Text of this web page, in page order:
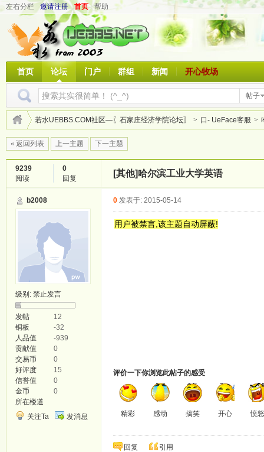
左右分栏 邀请注册 首页 帮助
首页 论坛 门户 群组 新闻 开心牧场
帖子
若水UEBBS.COM社区—〖石家庄经济学院论坛〗 > 口- UeFace客服 >
« 返回列表 上一主题 下一主题
9239
阅读
0
回复
[其他]哈尔滨工业大学英语
b2008
级别: 禁止发言
发帖
12
铜板
-32
人品值
-939
贡献值
0
交易币
0
好评度
15
信誉值
0
金币
0
所在楼道
关注Ta
发消息
0 发表于: 2015-05-14
用户被禁言,该主题自动屏蔽!
评价一下你浏览此帖子的感受
精彩 感动 搞笑 开心 愤怒
回复 引用